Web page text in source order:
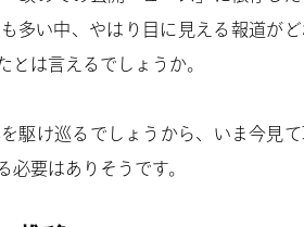
多い中、やはり目に見える報道が
とは言えるでしょうか。
駆け巡るでしょうから、いま今見
要はありそうです。